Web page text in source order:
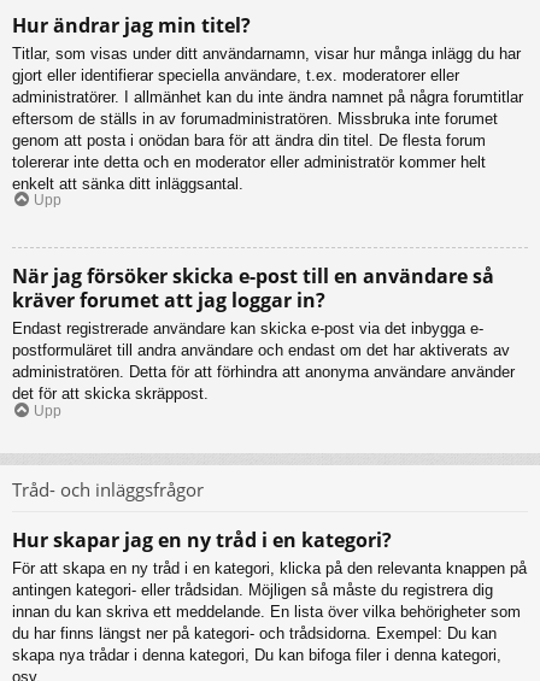
Hur ändrar jag min titel?
Titlar, som visas under ditt användarnamn, visar hur många inlägg du har
gjort eller identifierar speciella användare, t.ex. moderatorer eller
administratörer. I allmänhet kan du inte ändra namnet på några forumtitlar
eftersom de ställs in av forumadministratören. Missbruka inte forumet
genom att posta i onödan bara för att ändra din titel. De flesta forum
tolererar inte detta och en moderator eller administratör kommer helt
enkelt att sänka ditt inläggsantal.
Upp
När jag försöker skicka e-post till en användare så
kräver forumet att jag loggar in?
Endast registrerade användare kan skicka e-post via det inbygga e-
postformuläret till andra användare och endast om det har aktiverats av
administratören. Detta för att förhindra att anonyma användare använder
det för att skicka skräppost.
Upp
Tråd- och inläggsfrågor
Hur skapar jag en ny tråd i en kategori?
För att skapa en ny tråd i en kategori, klicka på den relevanta knappen på
antingen kategori- eller trådsidan. Möjligen så måste du registrera dig
innan du kan skriva ett meddelande. En lista över vilka behörigheter som
du har finns längst ner på kategori- och trådsidorna. Exempel: Du kan
skapa nya trådar i denna kategori, Du kan bifoga filer i denna kategori,
osv.